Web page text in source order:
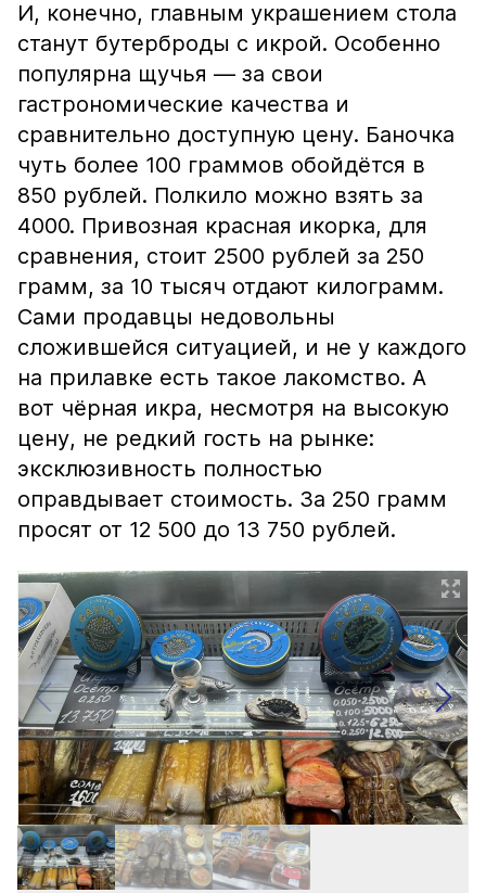
И, конечно, главным украшением стола
станут бутерброды с икрой. Особенно
популярна щучья — за свои
гастрономические качества и
сравнительно доступную цену. Баночка
чуть более 100 граммов обойдётся в
850 рублей. Полкило можно взять за
4000. Привозная красная икорка, для
сравнения, стоит 2500 рублей за 250
грамм, за 10 тысяч отдают килограмм.
Сами продавцы недовольны
сложившейся ситуацией, и не у каждого
на прилавке есть такое лакомство. А
вот чёрная икра, несмотря на высокую
цену, не редкий гость на рынке:
эксклюзивность полностью
оправдывает стоимость. За 250 грамм
просят от 12 500 до 13 750 рублей.